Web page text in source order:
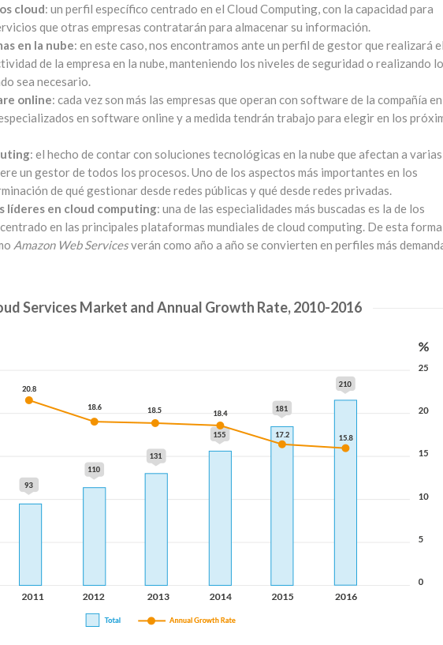
cloud: un perfil específico centrado en el Cloud Computing, con la capacidad para
que otras empresas contratarán para almacenar su información.
en la nube: en este caso, nos encontramos ante un perfil de gestor que realizará el
de la empresa en la nube, manteniendo los niveles de seguridad o realizando
sea necesario.
online: cada vez son más las empresas que operan con software de la compañía
en software online y a medida tendrán trabajo para elegir en los
: el hecho de contar con soluciones tecnológicas en la nube que afectan a varias
un gestor de todos los procesos. Uno de los aspectos más importantes en los
de qué gestionar desde redes públicas y qué desde redes privadas.
líderes en cloud computing: una de las especialidades más buscadas es la de los
en las principales plataformas mundiales de cloud computing. De esta
Amazon Web Servicesverán como año a año se convierten en perfiles más
Services Market and Annual Growth Rate, 2010-2016